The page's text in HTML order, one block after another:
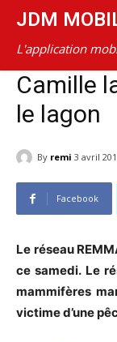
JDM
L'application
Camille
le lagon
By remi 3 avril
Facebook
Le réseau
ce samedi. Le
mammifères
victime d’une